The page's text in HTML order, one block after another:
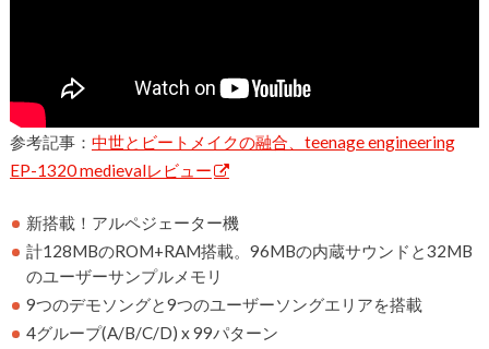
参考記事： 中世とビートメイクの融合、teenage engineering
EP-1320 medievalレビュー
新搭載！アルペジェーター機
計128MBのROM+RAM搭載。96MBの内蔵サウンドと32MB
のユーザーサンプルメモリ
9つのデモソングと9つのユーザーソングエリアを搭載
4グループ(A/B/C/D) x 99パターン